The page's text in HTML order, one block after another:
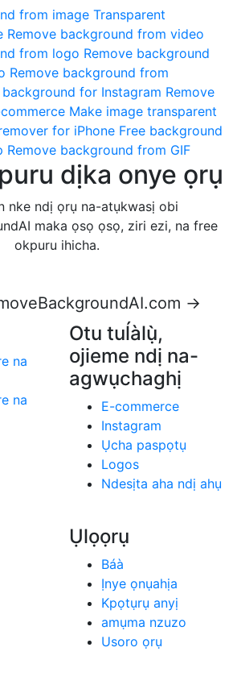
from image Transparent
Remove background from video
from logo Remove background
Remove background from
background for Instagram Remove
Make image transparent
for iPhone Free background
Remove background from GIF
dịka onye ọrụ
nke ndị ọrụ na-atụkwasị obi
maka ọsọ ọsọ, ziri ezi, na free
okpuru ihicha.
→
na
na
Otu tuĺàlụ̀,
ojieme ndị na-
agwụchaghị
E-commerce
Instagram
Ụcha paspọtụ
Logos
Ndesịta aha ndị ahụ
Ụlọọrụ
Báà
Ịnye ọnụahịa
Kpọtụrụ anyị
amụma nzuzo
Usoro ọrụ